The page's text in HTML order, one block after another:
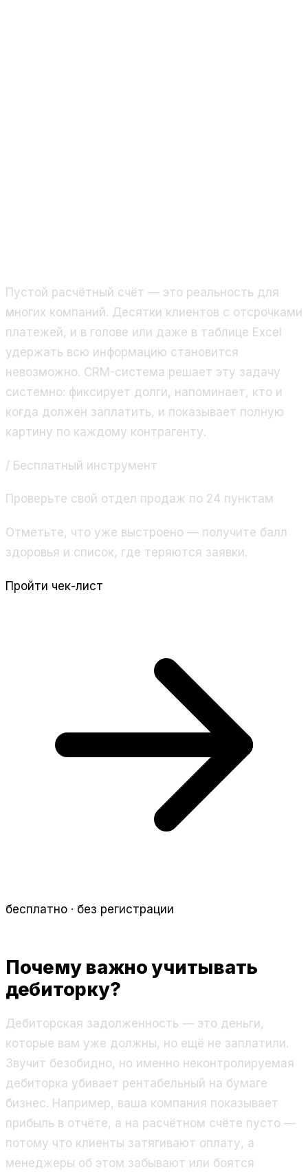
Пустой расчётный счёт — это реальность для
многих компаний. Десятки клиентов с отсрочками
платежей, и в голове или даже в таблице Excel
удержать всю информацию становится
невозможно. CRM-система решает эту задачу
системно: фиксирует долги, напоминает, кто и
когда должен заплатить, и показывает полную
картину по каждому контрагенту.
/ Бесплатный инструмент
Проверьте свой отдел продаж по 24 пунктам
Отметьте, что уже выстроено — получите балл
здоровья и список, где теряются заявки.
Пройти чек-лист
бесплатно · без регистрации
Почему важно учитывать
дебиторку?
Дебиторская задолженность — это деньги,
которые вам уже должны, но ещё не заплатили.
Звучит безобидно, но именно неконтролируемая
дебиторка убивает рентабельный на бумаге
бизнес. Например, ваша компания показывает
прибыль в отчёте, а на расчётном счёте пусто —
потому что клиенты затягивают оплату, а
менеджеры об этом забывают или боятся